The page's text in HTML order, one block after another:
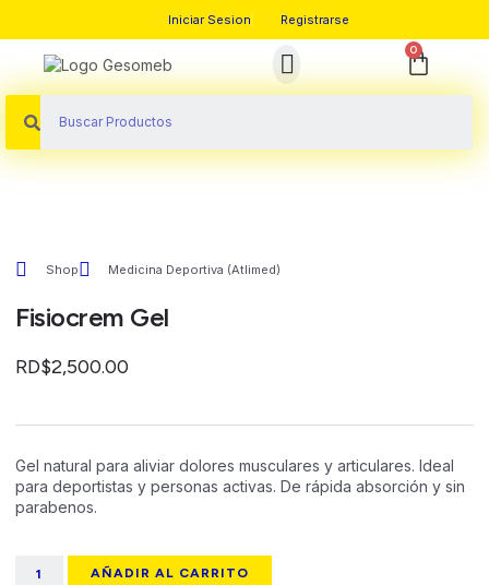
Iniciar Sesion Registrarse
0
Shop Medicina Deportiva (Atlimed)
Fisiocrem Gel
RD$2,500.00
Gel natural para aliviar dolores musculares y articulares. Ideal
para deportistas y personas activas. De rápida absorción y sin
parabenos.
AÑADIR AL CARRITO